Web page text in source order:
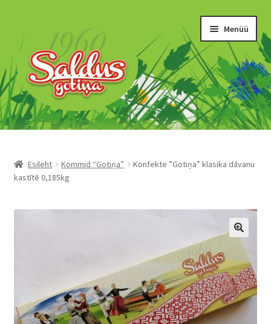
juurde
Menüü
“Gotiņas”
Īriss un šerberts
Esileht Kommid “Gotiņa”
Konfekte ”Gotiņa” klasika dāvanu
kastītē 0,185kg